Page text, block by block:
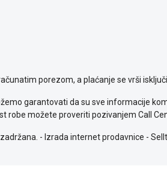
porezom, a plaćanje se vrši
garantovati da su sve informacije
robe možete proveriti pozivanjem Call
- Izrada internet prodavnice -